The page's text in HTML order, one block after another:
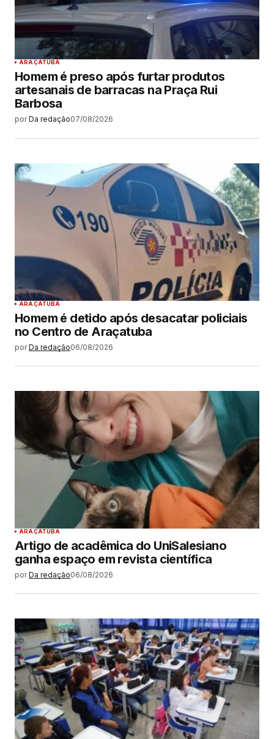
ARAÇATUBA
Homem é preso após furtar produtos
artesanais de barracas na Praça Rui
Barbosa
por Da redação07/08/2026
ARAÇATUBA
Homem é detido após desacatar policiais
no Centro de Araçatuba
por Da redação06/08/2026
ARAÇATUBA
Artigo de acadêmica do UniSalesiano
ganha espaço em revista científica
por Da redação06/08/2026